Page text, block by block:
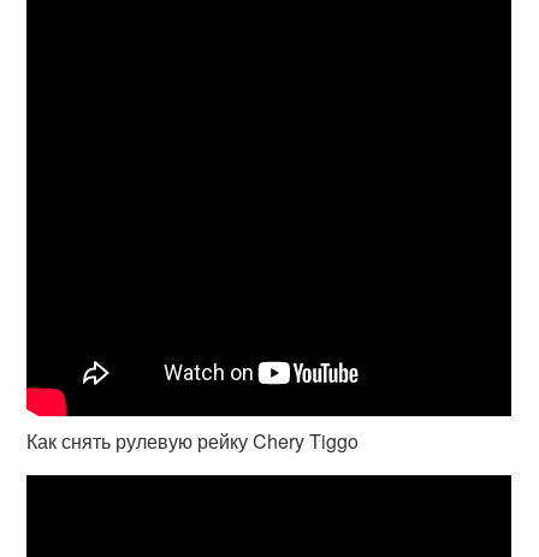
Как снять рулевую рейку Chery Tiggo